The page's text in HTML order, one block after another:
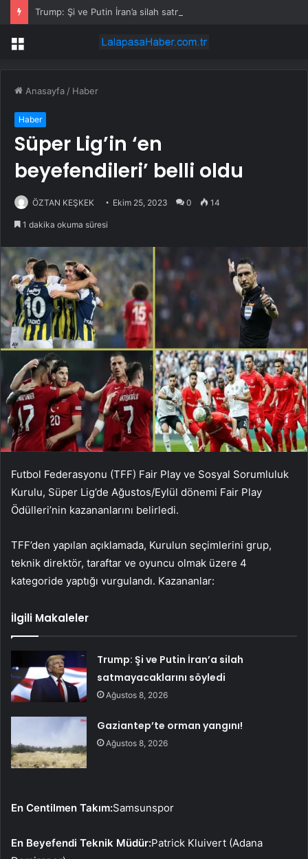
Trump: Şi ve Putin İran’a silah satmayacaklarını söyledi
Menü
Anasayfa / Haber
Haber
Süper Lig’in ‘en
beyefendileri’ belli oldu
ÖZTAN KEŞKEK Ekim 25, 2023 0 14
1 dakika okuma süresi
Futbol Federasyonu (TFF) Fair Play ve Sosyal Sorumluluk
Kurulu, Süper Lig’de Ağustos/Eylül dönemi Fair Play
Ödülleri’nin kazananlarını belirledi.
TFF’den yapılan açıklamada, Kurulun seçimlerini grup,
teknik direktör, taraftar ve oyuncu olmak üzere 4
kategoride yaptığı vurgulandı. Kazananlar:
İlgili Makaleler
Trump: Şi ve Putin İran’a silah
satmayacaklarını söyledi
Ağustos 8, 2026
Gaziantep’te orman yangını!
Ağustos 8, 2026
En Centilmen Takım:Samsunspor
En Beyefendi Teknik Müdür:Patrick Kluivert (Adana